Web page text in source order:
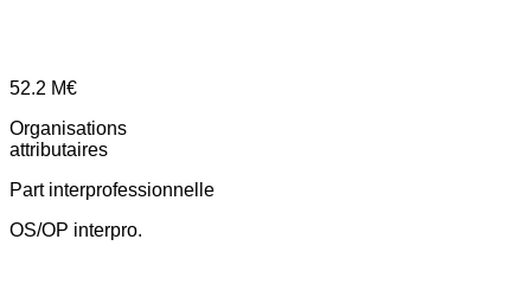
52.2 M€
Organisations
attributaires
Part interprofessionnelle
OS/OP interpro.